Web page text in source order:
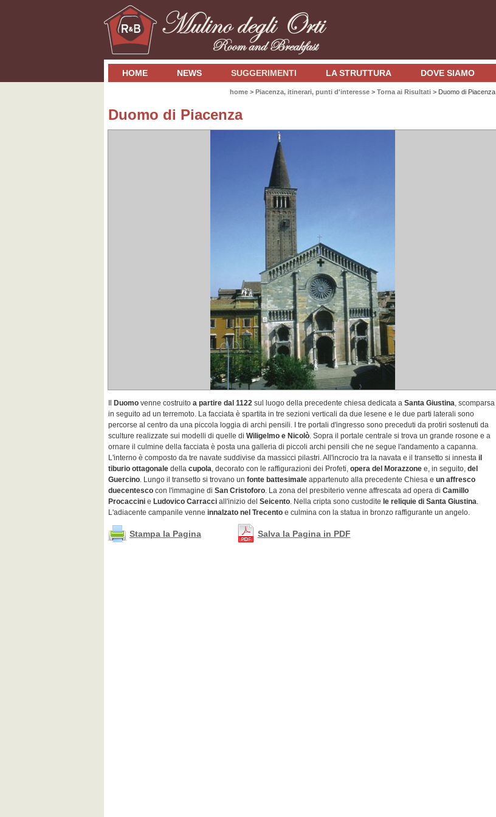
HOME NEWS SUGGERIMENTI LA STRUTTURA DOVE SIAMO
home> Piacenza, itinerari, punti d'interesse> Torna ai Risultati> Duomo di Piacenza
Duomo di Piacenza
Duomo venne costruitoa partire dal 1122 sul luogo della precedente chiesa dedicata a Santa Giustina, scomparsa
in seguito ad un terremoto. La facciata è spartita in tre sezioni verticali da due lesene e le due parti laterali sono
percorse al centro da una piccola loggia di archi pensili. I tre portali d'ingresso sono preceduti da protiri sostenuti da
sculture realizzate sui modelli di quelle di Wiligelmo e Nicolò. Sopra il portale centrale si trova un grande rosone e a
ornare il culmine della facciata è posta una galleria di piccoli archi pensili che ne segue l'andamento a capanna.
L'interno è composto da tre navate suddivise da massicci pilastri. All'incrocio tra la navata e il transetto si innestail
tiburio ottagonale della cupola, decorato con le raffigurazioni dei Profeti, opera del Morazzone e, in seguito, del
Guercino. Lungo il transetto si trovano un fonte battesimale appartenuto alla precedente Chiesa e un affresco
duecentesco con l'immagine di San Cristoforo. La zona del presbiterio venne affrescata ad opera di Camillo
Procaccini e Ludovico Carracci all'inizio del Seicento. Nella cripta sono custodite le reliquie di Santa Giustina.
L'adiacente campanile venne innalzato nel Trecento e culmina con la statua in bronzo raffigurante un angelo.
Stampa la Pagina Salva la Pagina in PDF